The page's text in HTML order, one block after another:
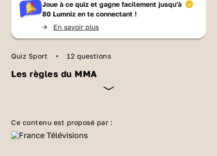
Joue à ce quiz et gagne facilement jusqu'à
80 Lumniz en te connectant !
-> En savoir plus
Quiz Sport 12 questions
Les règles du MMA
McGregor, Cedric Doumbé, Manon
Fiorot, Benoît Saint-Denis ou Cyril Gane ? Que
Ce contenu est proposé par :